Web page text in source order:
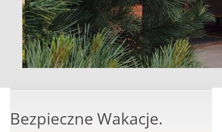
Bezpieczne Wakacje.